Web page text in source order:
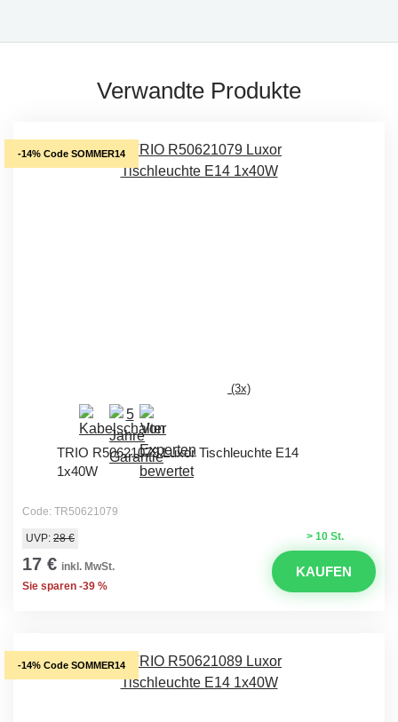
Verwandte Produkte
-14% Code SOMMER14
(3x)
TRIO R50621079 Luxor Tischleuchte E14
1x40W
Code: TR50621079
> 10 St.
UVP: 28 €
17 € inkl. MwSt.
Sie sparen -39 %
KAUFEN
-14% Code SOMMER14